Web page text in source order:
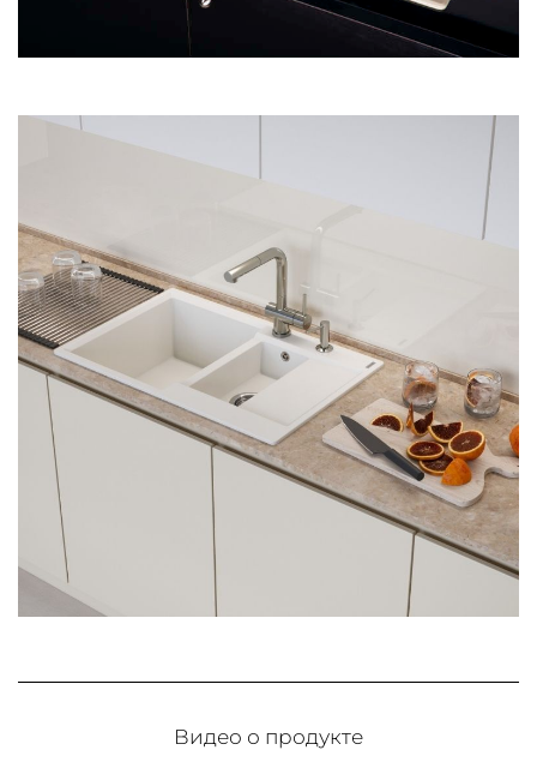
Видео о продукте